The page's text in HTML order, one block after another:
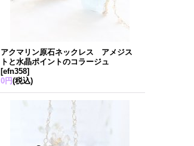
アクマリン原石ネックレス アメジス
トと水晶ポイントのコラージュ
[efn358]
0円(税込)